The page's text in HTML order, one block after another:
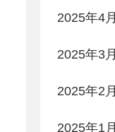
2025年4月
2025年3月
2025年2月
2025年1月